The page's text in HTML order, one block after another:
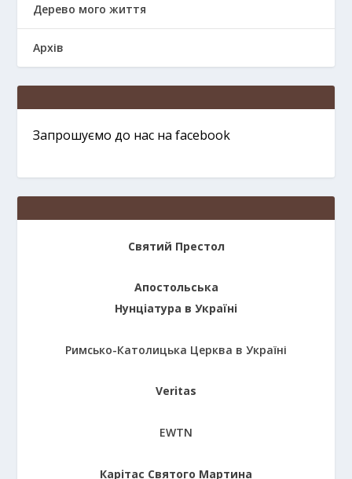
Дерево мого життя
Архів
Запрошуємо до нас на facebook
Святий Престол
Апостольська
Нунціатура в Україні
Римсько-Католицька Церква в Україні
Veritas
EWTN
Карітас Святого Мартина